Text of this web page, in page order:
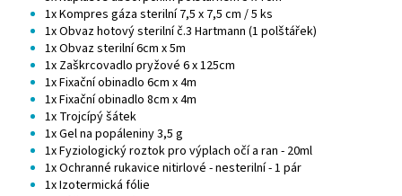
1x Kompres gáza sterilní 7,5 x 7,5 cm / 5 ks
1x Obvaz hotový sterilní č.3 Hartmann (1 polštářek)
1x Obvaz sterilní 6cm x 5m
1x Zaškrcovadlo pryžové 6 x 125cm
1x Fixační obinadlo 6cm x 4m
1x Fixační obinadlo 8cm x 4m
1x Trojcípý šátek
1x Gel na popáleniny 3,5 g
1x Fyziologický roztok pro výplach očí a ran - 20ml
1x Ochranné rukavice nitirlové - nesterilní - 1 pár
1x Izotermická fólie